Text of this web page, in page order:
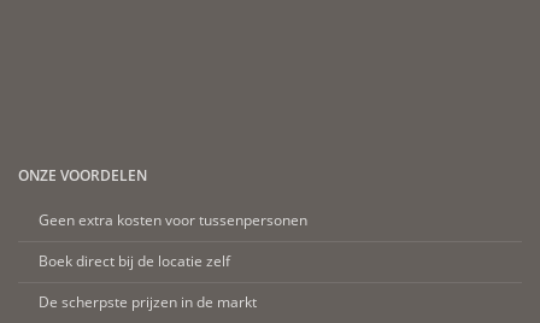
ONZE VOORDELEN
Geen extra kosten voor tussenpersonen
Boek direct bij de locatie zelf
De scherpste prijzen in de markt